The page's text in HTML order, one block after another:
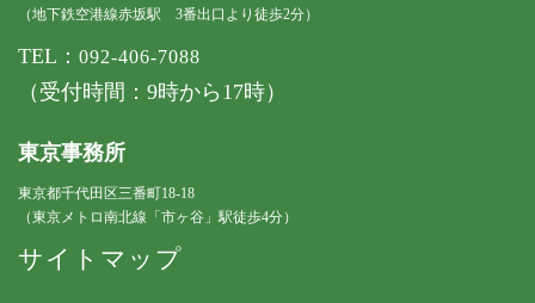
（地下鉄空港線赤坂駅 3番出口より徒歩2分）
TEL： 092-406-7088
（受付時間：9時から17時）
東京事務所
東京都千代田区三番町18-18
（東京メトロ南北線「市ヶ谷」駅徒歩4分）
サイトマップ